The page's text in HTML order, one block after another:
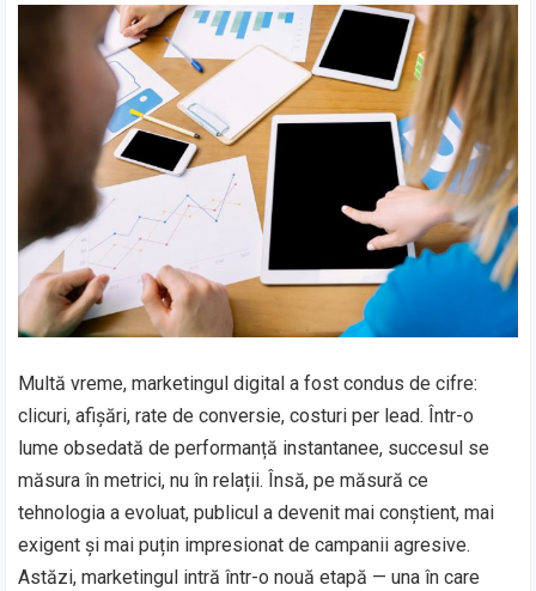
Multă vreme, marketingul digital a fost condus de cifre:
clicuri, afișări, rate de conversie, costuri per lead. Într-o
lume obsedată de performanță instantanee, succesul se
măsura în metrici, nu în relații. Însă, pe măsură ce
tehnologia a evoluat, publicul a devenit mai conștient, mai
exigent și mai puțin impresionat de campanii agresive.
Astăzi, marketingul intră într-o nouă etapă — una în care